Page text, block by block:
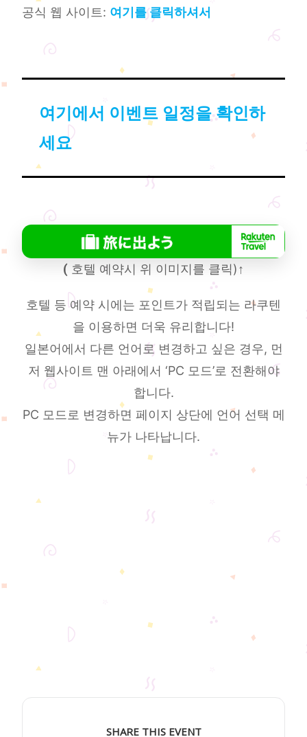
공식 웹 사이트: 여기를 클릭하셔서
여기에서 이벤트 일정을 확인하
세요
( 호텔 예약시 위 이미지를 클릭)↑
호텔 등 예약 시에는 포인트가 적립되는 라쿠텐
을 이용하면 더욱 유리합니다!
일본어에서 다른 언어로 변경하고 싶은 경우, 먼
저 웹사이트 맨 아래에서 ‘PC 모드’로 전환해야
합니다.
PC 모드로 변경하면 페이지 상단에 언어 선택 메
뉴가 나타납니다.
SHARE THIS EVENT